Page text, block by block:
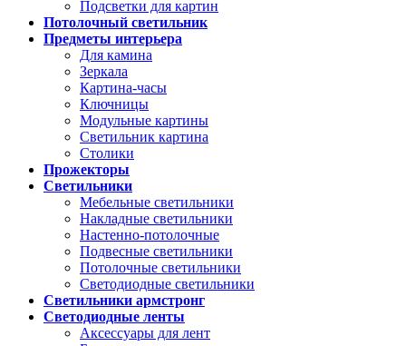
Подсветки для картин
Потолочный светильник
Предметы интерьера
Для камина
Зеркала
Картина-часы
Ключницы
Модульные картины
Светильник картина
Столики
Прожекторы
Светильники
Мебельные светильники
Накладные светильники
Настенно-потолочные
Подвесные светильники
Потолочные светильники
Светодиодные светильники
Светильники армстронг
Светодиодные ленты
Аксессуары для лент